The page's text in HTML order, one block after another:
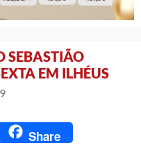
SEBASTIÃO
EM ILHÉUS
Share